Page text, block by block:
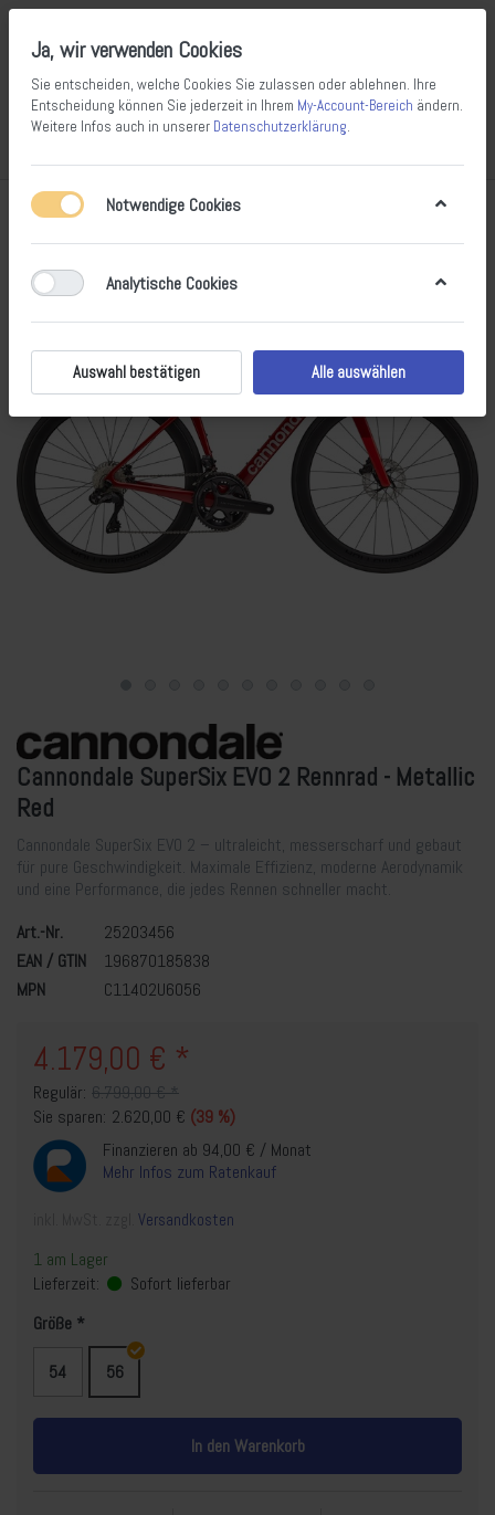
Cannondale SuperSix EVO 2 Rennrad - Metallic
Red
Cannondale SuperSix EVO 2 – ultraleicht, messerscharf und gebaut
für pure Geschwindigkeit. Maximale Effizienz, moderne Aerodynamik
und eine Performance, die jedes Rennen schneller macht.
Art.-Nr.
25203456
EAN / GTIN
196870185838
MPN
C11402U6056
4.179,00 € *
Regulär: 6.799,00 € *
Sie sparen: 2.620,00 € (39 %)
Finanzieren ab 94,00 € / Monat
Mehr Infos zum Ratenkauf
Versandkosten
1 am Lager
Lieferzeit:
Sofort lieferbar
Größe
54 56
In den Warenkorb
Ja, wir verwenden Cookies
Sie entscheiden, welche Cookies Sie zulassen oder ablehnen. Ihre
Entscheidung können Sie jederzeit in Ihrem My-Account-Bereich ändern.
Weitere Infos auch in unserer Datenschutzerklärung.
Notwendige Cookies
Analytische Cookies
Auswahl bestätigen Alle auswählen